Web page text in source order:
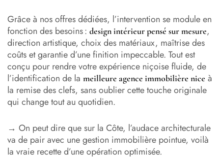
Grâce à nos offres dédiées, l’intervention se module en
fonction des besoins : design intérieur pensé sur mesure,
direction artistique, choix des matériaux, maîtrise des
coûts et garantie d’une finition impeccable. Tout est
conçu pour rendre votre expérience niçoise fluide, de
l’identification de la meilleure agence immobilière nice à
la remise des clefs, sans oublier cette touche originale
qui change tout au quotidien.
→ On peut dire que sur la Côte, l’audace architecturale
va de pair avec une gestion immobilière pointue, voilà
la vraie recette d’une opération optimisée.